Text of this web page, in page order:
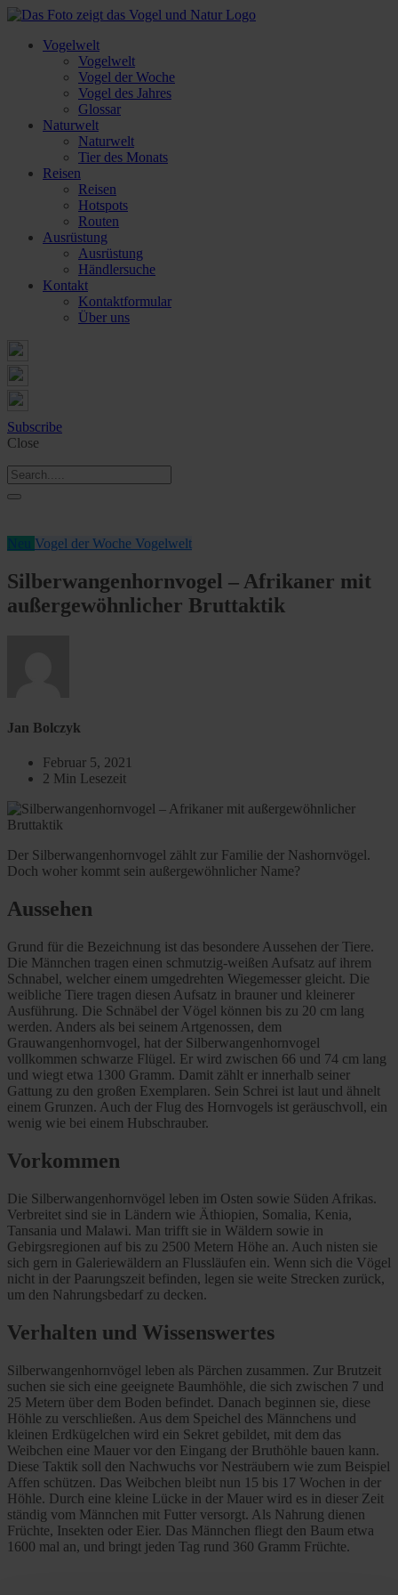
Vogelwelt
Vogelwelt
Vogel der Woche
Vogel des Jahres
Glossar
Naturwelt
Naturwelt
Tier des Monats
Reisen
Reisen
Hotspots
Routen
Ausrüstung
Ausrüstung
Händlersuche
Kontakt
Kontaktformular
Über uns
Subscribe
Close
Vogel der Woche Vogelwelt
Silberwangenhornvogel – Afrikaner mit
außergewöhnlicher Bruttaktik
Jan Bolczyk
Februar 5, 2021
2 Min Lesezeit
Der Silberwangenhornvogel zählt zur Familie der Nashornvögel.
Doch woher kommt sein außergewöhnlicher Name?
Aussehen
Grund für die Bezeichnung ist das besondere Aussehen der Tiere.
Die Männchen tragen einen schmutzig-weißen Aufsatz auf ihrem
Schnabel, welcher einem umgedrehten Wiegemesser gleicht. Die
weibliche Tiere tragen diesen Aufsatz in brauner und kleinerer
Ausführung. Die Schnäbel der Vögel können bis zu 20 cm lang
werden. Anders als bei seinem Artgenossen, dem
Grauwangenhornvogel, hat der Silberwangenhornvogel
vollkommen schwarze Flügel. Er wird zwischen 66 und 74 cm lang
und wiegt etwa 1300 Gramm. Damit zählt er innerhalb seiner
Gattung zu den großen Exemplaren. Sein Schrei ist laut und ähnelt
einem Grunzen. Auch der Flug des Hornvogels ist geräuschvoll, ein
wenig wie bei einem Hubschrauber.
Vorkommen
Die Silberwangenhornvögel leben im Osten sowie Süden Afrikas.
Verbreitet sind sie in Ländern wie Äthiopien, Somalia, Kenia,
Tansania und Malawi. Man trifft sie in Wäldern sowie in
Gebirgsregionen auf bis zu 2500 Metern Höhe an. Auch nisten sie
sich gern in Galeriewäldern an Flussläufen ein. Wenn sich die Vögel
nicht in der Paarungszeit befinden, legen sie weite Strecken zurück,
um den Nahrungsbedarf zu decken.
Verhalten und Wissenswertes
Silberwangenhornvögel leben als Pärchen zusammen. Zur Brutzeit
suchen sie sich eine geeignete Baumhöhle, die sich zwischen 7 und
25 Metern über dem Boden befindet. Danach beginnen sie, diese
Höhle zu verschließen. Aus dem Speichel des Männchens und
kleinen Erdkügelchen wird ein Sekret gebildet, mit dem das
Weibchen eine Mauer vor den Eingang der Bruthöhle bauen kann.
Diese Taktik soll den Nachwuchs vor Nesträubern wie zum Beispiel
Affen schützen. Das Weibchen bleibt nun 15 bis 17 Wochen in der
Höhle. Durch eine kleine Lücke in der Mauer wird es in dieser Zeit
ständig vom Männchen mit Futter versorgt. Als Nahrung dienen
Früchte, Insekten oder Eier. Das Männchen fliegt den Baum etwa
1600 mal an, und bringt jeden Tag rund 360 Gramm Früchte.